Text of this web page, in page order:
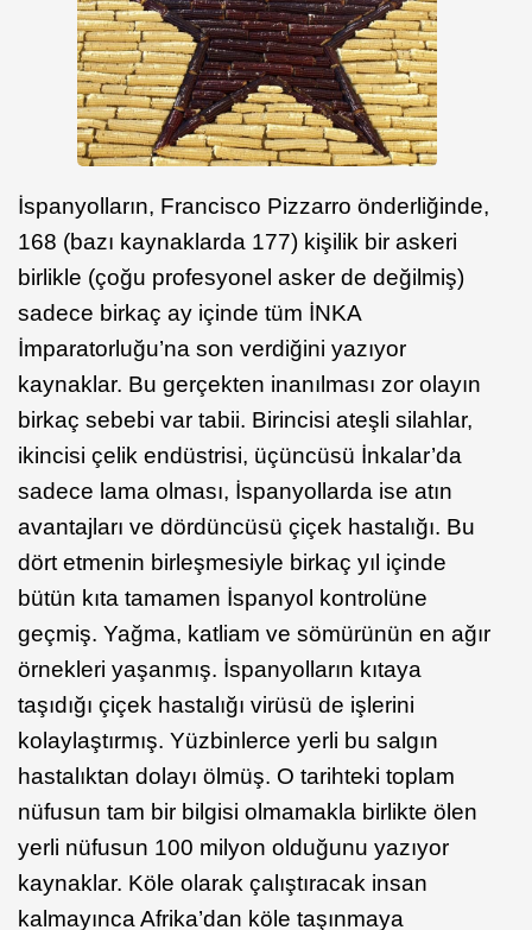
İspanyolların, Francisco Pizzarro önderliğinde,
168 (bazı kaynaklarda 177) kişilik bir askeri
birlikle (çoğu profesyonel asker de değilmiş)
sadece birkaç ay içinde tüm İNKA
İmparatorluğu’na son verdiğini yazıyor
kaynaklar. Bu gerçekten inanılması zor olayın
birkaç sebebi var tabii. Birincisi ateşli silahlar,
ikincisi çelik endüstrisi, üçüncüsü İnkalar’da
sadece lama olması, İspanyollarda ise atın
avantajları ve dördüncüsü çiçek hastalığı. Bu
dört etmenin birleşmesiyle birkaç yıl içinde
bütün kıta tamamen İspanyol kontrolüne
geçmiş. Yağma, katliam ve sömürünün en ağır
örnekleri yaşanmış. İspanyolların kıtaya
taşıdığı çiçek hastalığı virüsü de işlerini
kolaylaştırmış. Yüzbinlerce yerli bu salgın
hastalıktan dolayı ölmüş. O tarihteki toplam
nüfusun tam bir bilgisi olmamakla birlikte ölen
yerli nüfusun 100 milyon olduğunu yazıyor
kaynaklar. Köle olarak çalıştıracak insan
kalmayınca Afrika’dan köle taşınmaya